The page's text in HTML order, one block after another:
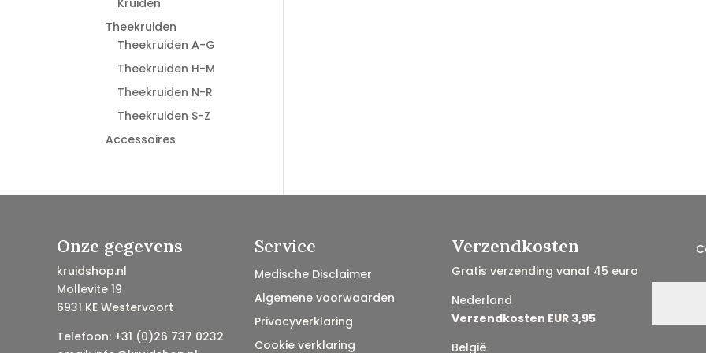
Kruiden
Theekruiden
Theekruiden A-G
Theekruiden H-M
Theekruiden N-R
Theekruiden S-Z
Accessoires
Onze gegevens
kruidshop.nl
Mollevite 19
6931 KE Westervoort
Telefoon: +31 (0)26 737 0232
Service
Medische Disclaimer
Algemene voorwaarden
Privacyverklaring
Cookie verklaring
Verzendkosten
Gratis verzending vanaf 45 euro
Nederland
Verzendkosten EUR 3,95
België